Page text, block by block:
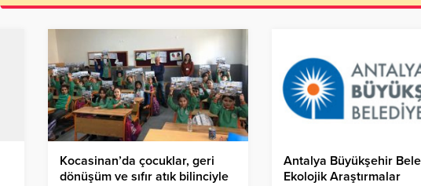
Kocasinan’da çocuklar, geri
dönüşüm ve sıfır atık bilinciyle
Antalya Büyükşehir
Ekolojik Araştırmalar